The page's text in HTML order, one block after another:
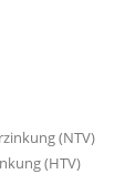
(NTV)
(HTV)